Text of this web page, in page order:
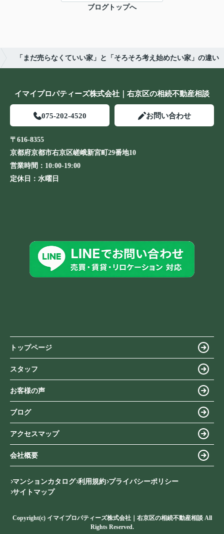
ブログトップへ
「まだ売らなくていい家」と「そろそろ考え始めたい家」の違い
イマイプロパティーズ株式会社｜右京区の相続不動産相談
075-202-4520 お問い合わせ
〒616-8355
京都府京都市右京区嵯峨新宮町29番地10
営業時間： 10:00-19:00
定休日： 水曜日
トップページ
スタッフ
お客様の声
ブログ
アクセスマップ
会社概要
マンションカタログ 利用規約 プライバシーポリシー
サイトマップ
Copyright(c) イマイプロパティーズ株式会社｜右京区の相続不動産相談 All
Rights Reserved.